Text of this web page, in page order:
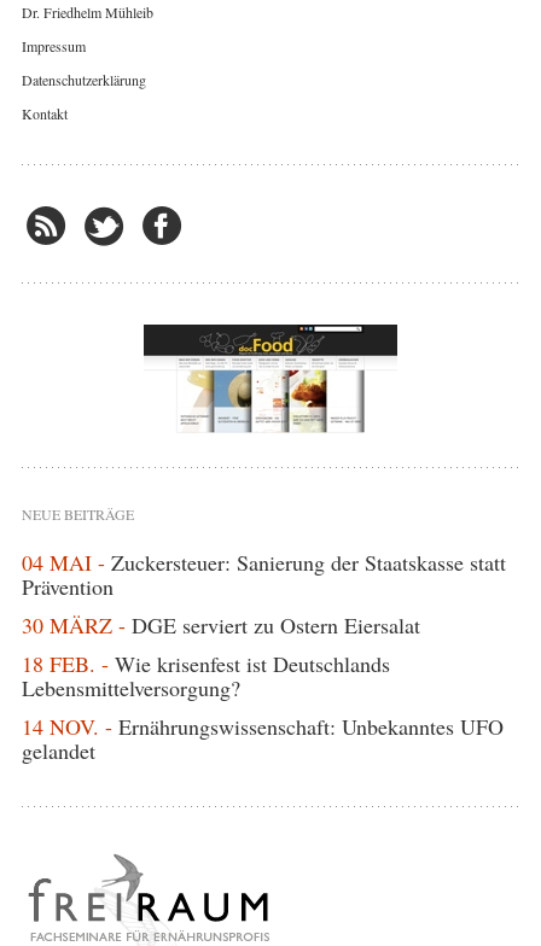
Dr. Friedhelm Mühleib
Impressum
Datenschutzerklärung
Kontakt
NEUE BEITRÄGE
04 MAI - Zuckersteuer: Sanierung der Staatskasse statt
Prävention
30 MÄRZ - DGE serviert zu Ostern Eiersalat
18 FEB. - Wie krisenfest ist Deutschlands
Lebensmittelversorgung?
14 NOV. - Ernährungswissenschaft: Unbekanntes UFO
gelandet